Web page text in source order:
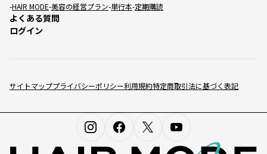
サイトマッププライバシーポリシー利用規約特定商取引法に基づく表記
HAIR MODE 美容の経営プラン 単行本 定期購読
よくある質問
ログイン